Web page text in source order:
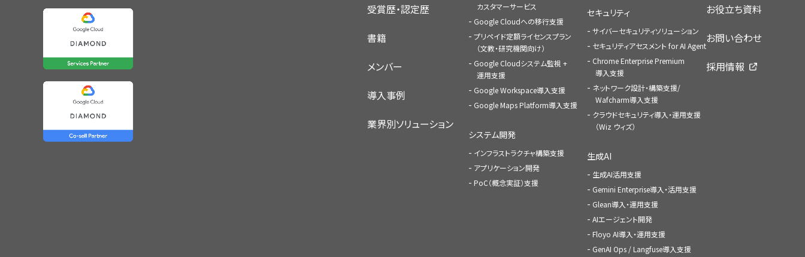
受賞歴・認定歴
書籍
メンバー
導入事例
業界別ソリューション
カスタマーサービス
Google Cloudへの移行支援
プリペイド定額ライセンスプラン
（文教・研究機関向け）
Google Cloudシステム監視 +
運用支援
Google Workspace導入支援
Google Maps Platform導入支援
システム開発
インフラストラクチャ構築支援
アプリケーション開発
PoC（概念実証）支援
セキュリティ
サイバーセキュリティソリューション
セキュリティアセスメント for AI Agent
Chrome Enterprise Premium
導入支援
ネットワーク設計・構築支援/
Wafcharm導入支援
クラウドセキュリティ導入・運用支援
（Wiz ウィズ）
生成AI
生成AI活用支援
Gemini Enterprise導入・活用支援
Glean導入・運用支援
AIエージェント開発
Floyo AI導入・運用支援
GenAI Ops / Langfuse導入支援
お役立ち資料
お問い合わせ
採用情報